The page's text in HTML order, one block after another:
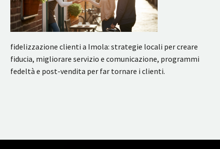
fidelizzazione clienti a Imola: strategie locali per creare
fiducia, migliorare servizio e comunicazione, programmi
fedeltà e post-vendita per far tornare i clienti.